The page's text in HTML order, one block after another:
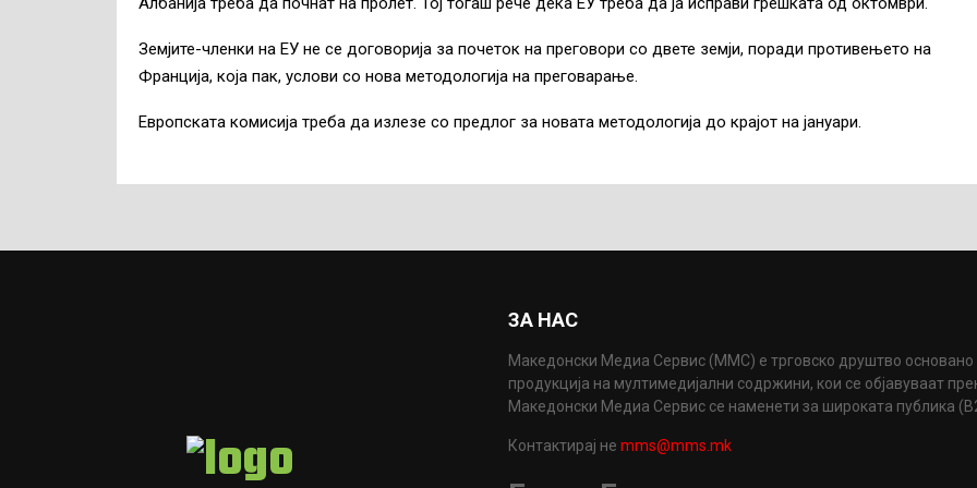
Земјите-членки на ЕУ не се договорија за почеток на преговори со двете земји, поради противењето на
Франција, која пак, услови со нова методологија на преговарање.
Европската комисија треба да излезе со предлог за новата методологија до крајот на јануари.
ЗА НАС
Македонски Медиа Сервис (ММС) е трговско друштво
продукција на мултимедијални содржини, кои се објавуваат
Македонски Медиа Сервис се наменети за широката публика
Контактирај неmms@mms.mk